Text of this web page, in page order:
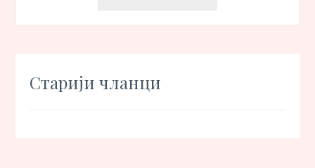
Кретање
Старији чланци